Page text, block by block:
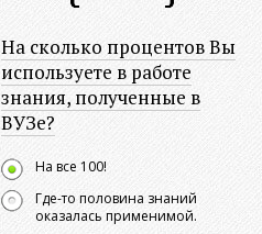
На сколько процентов Вы
используете в работе
знания, полученные в
ВУЗе?
На все 100!
Где-то половина знаний
оказалась применимой.